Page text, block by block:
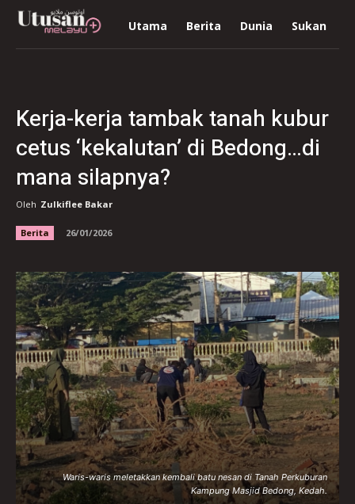
Utama Berita Dunia Sukan
Kerja-kerja tambak tanah kubur
cetus ‘kekalutan’ di Bedong…di
mana silapnya?
Oleh Zulkiflee Bakar
Berita 26/01/2026
Waris-waris meletakkan kembali batu nesan di Tanah Perkuburan
Kampung Masjid Bedong, Kedah.